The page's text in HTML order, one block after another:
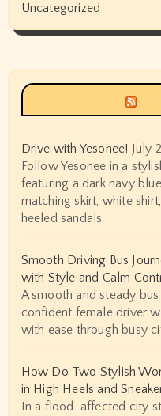
Uncategorized
Drive with Yesonee! July
Follow Yesonee in a
featuring a dark navy
matching skirt, white
heeled sandals.
Smooth Driving Bus
with Style and Calm
A smooth and steady
confident female driver
with ease through busy
How Do Two Stylish
in High Heels and
In a flood-affected city